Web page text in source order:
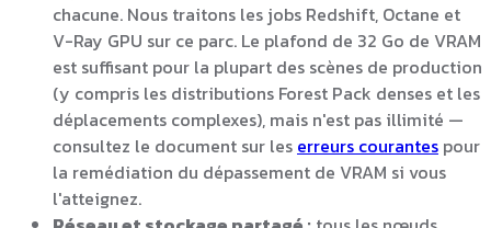
chacune. Nous traitons les jobs Redshift, Octane et
V-Ray GPU sur ce parc. Le plafond de 32 Go de VRAM
est suffisant pour la plupart des scènes de production
(y compris les distributions Forest Pack denses et les
déplacements complexes), mais n'est pas illimité —
consultez le document sur les erreurs courantes pour
la remédiation du dépassement de VRAM si vous
l'atteignez.